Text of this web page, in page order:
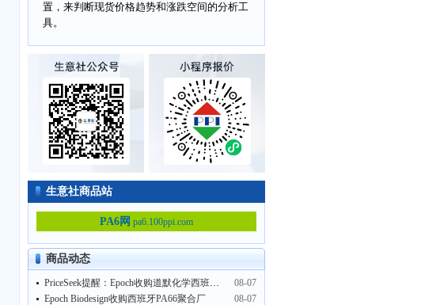
置，来判断现货价格趋势和涨跌空间的分析工
具。
生意社商品站
PA6网 pa6.100ppi.com
商品动态
PriceSeek提醒：Epoch收购道默化学西班牙PA66聚合厂
08-07
Epoch Biodesign收购西班牙PA66聚合厂
08-07